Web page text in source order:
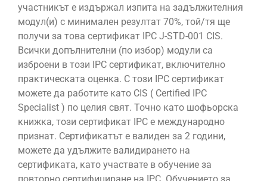
участникът е издържал изпита на задължителния
модул(и) с минимален резултат 70%, той/тя ще
получи за това сертификат IPC J-STD-001 CIS.
Всички допълнителни (по избор) модули са
изброени в този IPC сертификат, включително
практическата оценка. С този IPC сертификат
можете да работите като CIS ( Certified IPC
Specialist ) по целия свят. Точно като шофьорска
книжка, този сертификат IPC е международно
признат. Сертификатът е валиден за 2 години,
можете да удължите валидирането на
сертификата, като участвате в обучение за